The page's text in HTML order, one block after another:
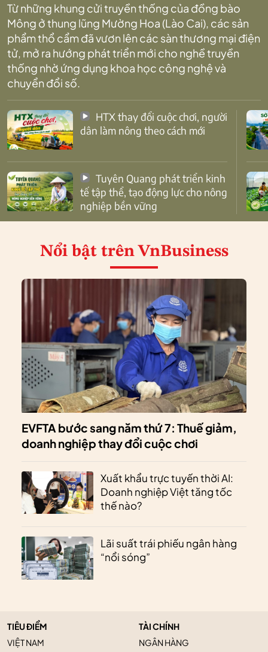
Từ những khung cửi truyền thống của đồng bào
Mông ở thung lũng Mường Hoa (Lào Cai), các sản
phẩm thổ cẩm đã vươn lên các sàn thương mại điện
tử, mở ra hướng phát triển mới cho nghề truyền
thống nhờ ứng dụng khoa học công nghệ và
chuyển đổi số.
dân làm nông theo cách mới
tế tập thể, tạo động lực cho nông
nghiệp bền vững
Nổi bật trên VnBusiness
EVFTA bước sang năm thứ 7: Thuế giảm,
doanh nghiệp thay đổi cuộc chơi
Xuất khẩu trực tuyến thời AI:
Doanh nghiệp Việt tăng tốc
thế nào?
Lãi suất trái phiếu ngân hàng
“nổi sóng”
TIÊU ĐIỂM
VIỆT NAM
TÀI CHÍNH
NGÂN HÀNG